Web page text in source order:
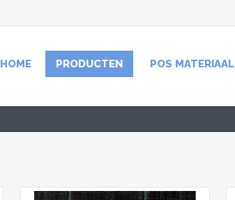
HOME PRODUCTEN POS MATERIAAL